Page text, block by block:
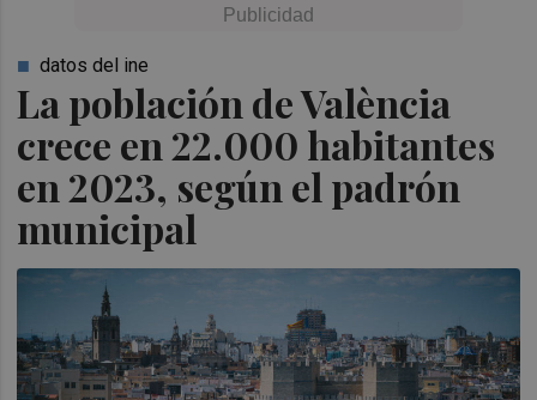
La población de València
crece en 22.000 habitantes
en 2023, según el padrón
municipal
datos del ine